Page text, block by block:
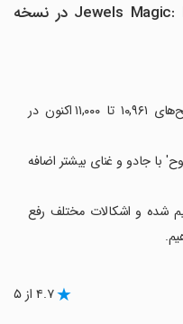
تغییرات بازی Jewels Magic: Mystery Match 3 در نسخه
● ✨ سطح‌های جدید باز شد: سطح‌های ۱۰,۹۶۱ تا ۱۱,۰۰۰ اکنون در
با جادو و غنای بیشتر اضافه
شده و اشکالات مختلف رفع
۴.۷ از ۵